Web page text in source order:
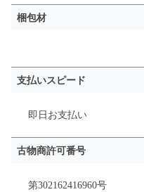
梱包材
支払いスピード
即日お支払い
古物商許可番号
第302162416960号